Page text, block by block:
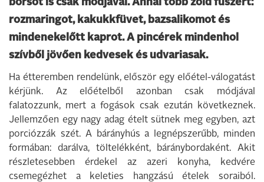
borsot is csak módjával. Annál több zöld fűszert:
rozmaringot, kakukkfüvet, bazsalikomot és
mindenekelőtt kaprot. A pincérek mindenhol
szívből jövően kedvesek és udvariasak.
Ha étteremben rendelünk, először egy előétel-válogatást
kérjünk. Az előételből azonban csak módjával
falatozzunk, mert a fogások csak ezután következnek.
Jellemzően egy nagy adag ételt sütnek meg egyben, azt
porciózzák szét. A bárányhús a legnépszerűbb, minden
formában: darálva, töltelékként, báránybordaként. Akit
részletesebben érdekel az azeri konyha, kedvére
csemegézhet a keleties hangzású ételek soraiból.